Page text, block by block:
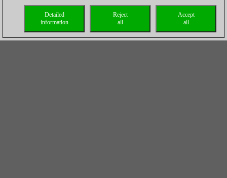
Accept
all
Reject
all
Detailed
information